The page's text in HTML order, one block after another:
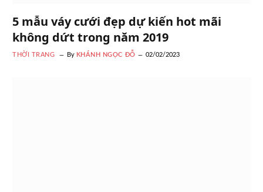
5 mẫu váy cưới đẹp dự kiến hot mãi
không dứt trong năm 2019
THỜI TRANG By KHÁNH NGỌC ĐỖ 02/02/2023